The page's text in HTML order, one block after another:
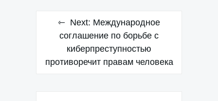
Next: Международное
соглашение по борьбе с
киберпреступностью
противоречит правам человека